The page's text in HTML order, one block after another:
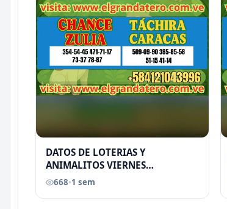
DATOS DE LOTERIAS Y
ANIMALITOS VIERNES
31/07/2026
668•1 sem